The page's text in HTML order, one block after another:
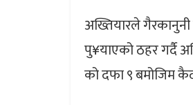
अख्तियारले
पु¥याएको ठहर गर्दै
को दफा ९ बमोजिम